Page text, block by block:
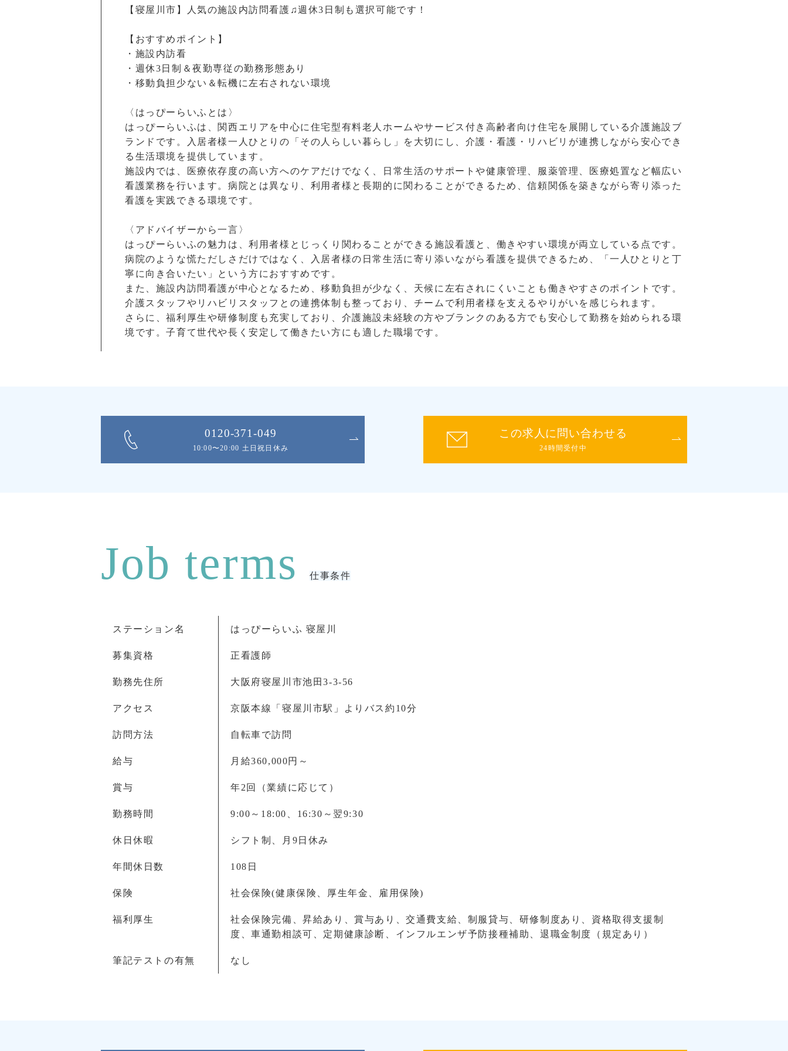
【寝屋川市】人気の施設内訪問看護♫週休3日制も選択可能です！
【おすすめポイント】
・施設内訪看
・週休3日制＆夜勤専従の勤務形態あり
・移動負担少ない＆転機に左右されない環境
〈はっぴーらいふとは〉
はっぴーらいふは、関西エリアを中心に住宅型有料老人ホームやサービス付き高齢者向け住宅を展開している介護施設ブ
ランドです。入居者様一人ひとりの「その人らしい暮らし」を大切にし、介護・看護・リハビリが連携しながら安心でき
る生活環境を提供しています。
施設内では、医療依存度の高い方へのケアだけでなく、日常生活のサポートや健康管理、服薬管理、医療処置など幅広い
看護業務を行います。病院とは異なり、利用者様と長期的に関わることができるため、信頼関係を築きながら寄り添った
看護を実践できる環境です。
〈アドバイザーから一言〉
はっぴーらいふの魅力は、利用者様とじっくり関わることができる施設看護と、働きやすい環境が両立している点です。
病院のような慌ただしさだけではなく、入居者様の日常生活に寄り添いながら看護を提供できるため、「一人ひとりと丁
寧に向き合いたい」という方におすすめです。
また、施設内訪問看護が中心となるため、移動負担が少なく、天候に左右されにくいことも働きやすさのポイントです。
介護スタッフやリハビリスタッフとの連携体制も整っており、チームで利用者様を支えるやりがいを感じられます。
さらに、福利厚生や研修制度も充実しており、介護施設未経験の方やブランクのある方でも安心して勤務を始められる環
境です。子育て世代や長く安定して働きたい方にも適した職場です。
0120-371-049
10:00〜20:00 土日祝日休み
この求人に問い合わせる
24時間受付中
仕事条件
ステーション名 はっぴーらいふ 寝屋川
募集資格 正看護師
勤務先住所 大阪府寝屋川市池田3-3-56
アクセス 京阪本線「寝屋川市駅」よりバス約10分
訪問方法 自転車で訪問
給与 月給360,000円～
賞与 年2回（業績に応じて）
勤務時間 9:00～18:00、16:30～翌9:30
休日休暇 シフト制、月9日休み
年間休日数 108日
保険 社会保険(健康保険、厚生年金、雇用保険)
福利厚生
社会保険完備、昇給あり、賞与あり、交通費支給、制服貸与、研修制度あり、資格取得支援制
度、車通勤相談可、定期健康診断、インフルエンザ予防接種補助、退職金制度（規定あり）
筆記テストの有無 なし